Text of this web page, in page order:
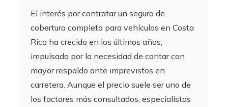
El interés por contratar un seguro de
cobertura completa para vehículos en Costa
Rica ha crecido en los últimos años,
impulsado por la necesidad de contar con
mayor respaldo ante imprevistos en
carretera. Aunque el precio suele ser uno de
los factores más consultados, especialistas